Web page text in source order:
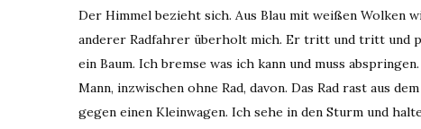
Der Himmel bezieht sich. Aus Blau mit weißen Wolken
anderer Radfahrer überholt mich. Er tritt und tritt und
ein Baum. Ich bremse was ich kann und muss
Mann, inzwischen ohne Rad, davon. Das Rad rast aus
gegen einen Kleinwagen. Ich sehe in den Sturm und